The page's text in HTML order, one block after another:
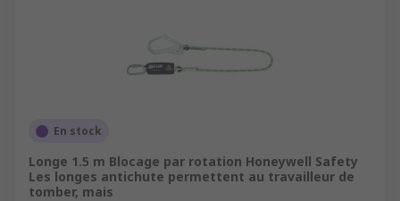
En stock
Longe 1.5 m Blocage par rotation Honeywell Safety
Les longes antichute permettent au travailleur de
tomber, mais